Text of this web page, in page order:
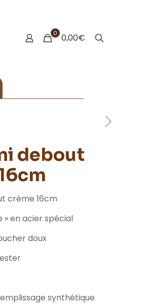
0 0,00€
debout
crème 16cm
» en acier spécial
doux
synthétique